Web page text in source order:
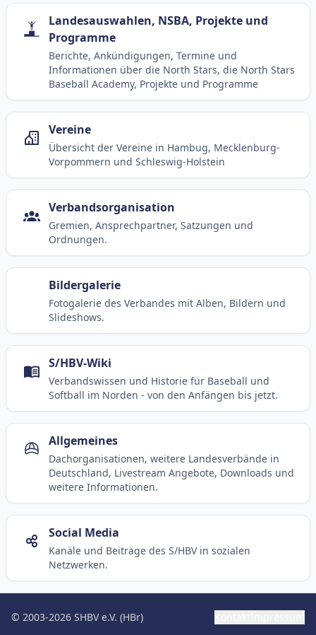
Landesauswahlen, NSBA, Projekte und
Programme
Berichte, Ankündigungen, Termine und
Informationen über die North Stars, die North Stars
Baseball Academy, Projekte und Programme
Vereine
Übersicht der Vereine in Hambug, Mecklenburg-
Vorpommern und Schleswig-Holstein
Verbandsorganisation
Gremien, Ansprechpartner, Satzungen und
Ordnungen.
Bildergalerie
Fotogalerie des Verbandes mit Alben, Bildern und
Slideshows.
S/HBV-Wiki
Verbandswissen und Historie für Baseball und
Softball im Norden - von den Anfängen bis jetzt.
Allgemeines
Dachorganisationen, weitere Landesverbände in
Deutschland, Livestream Angebote, Downloads und
weitere Informationen.
Social Media
Kanäle und Beiträge des S/HBV in sozialen
Netzwerken.
© 2003-2026 SHBV e.V. (HBr)